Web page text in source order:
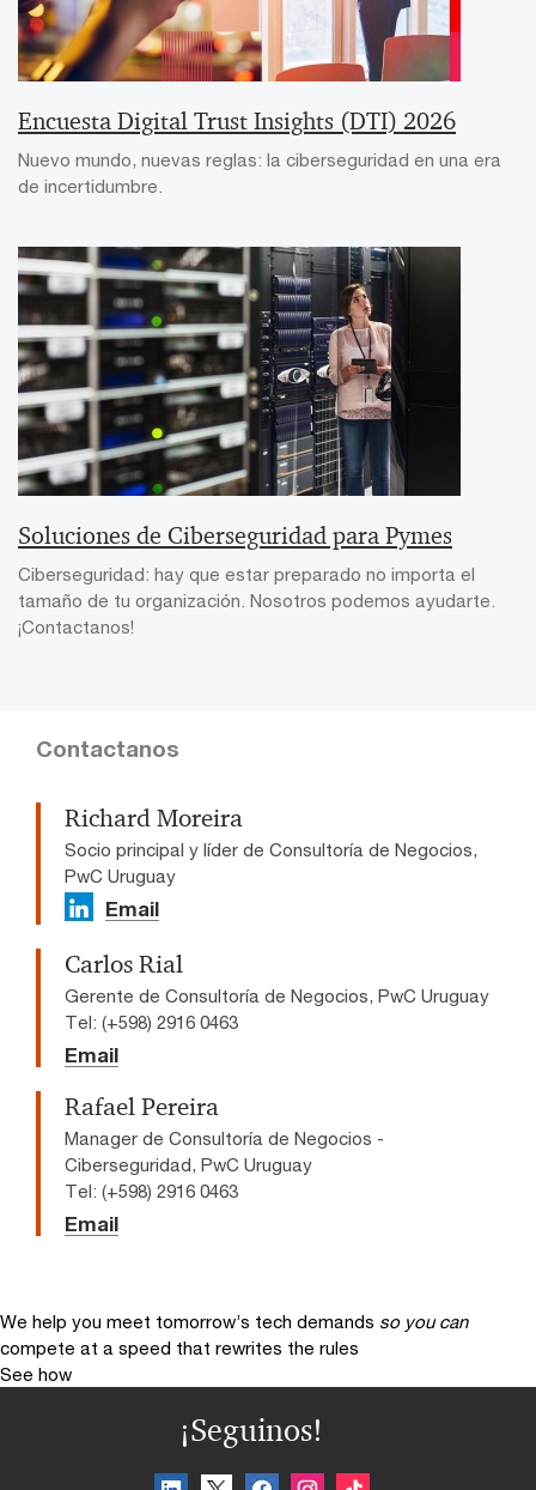
Encuesta Digital Trust Insights (DTI) 2026
Nuevo mundo, nuevas reglas: la ciberseguridad en una era
de incertidumbre.
Soluciones de Ciberseguridad para Pymes
Ciberseguridad: hay que estar preparado no importa el
tamaño de tu organización. Nosotros podemos ayudarte.
¡Contactanos!
Contactanos
Richard Moreira
Socio principal y líder de Consultoría de Negocios,
PwC Uruguay
Email
Carlos Rial
Gerente de Consultoría de Negocios, PwC Uruguay
Tel: (+598) 2916 0463
Email
Rafael Pereira
Manager de Consultoría de Negocios -
Ciberseguridad, PwC Uruguay
Tel: (+598) 2916 0463
Email
We help you meet tomorrow’s tech demands so you can
compete at a speed that rewrites the rules
See how
¡Seguinos!